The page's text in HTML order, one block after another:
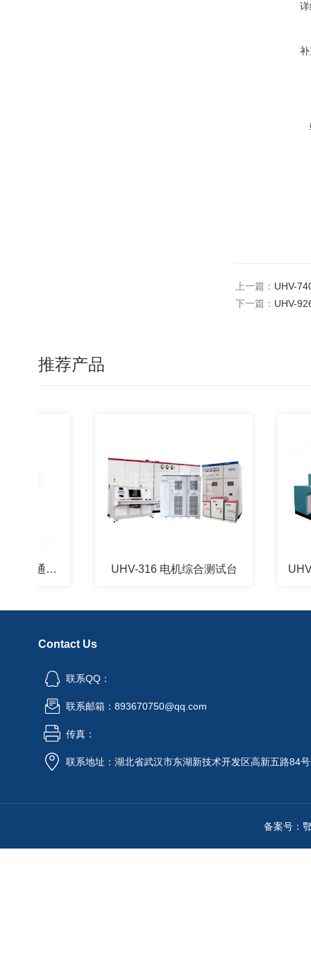
上一篇： UHV-
下一篇： UHV-
推荐产品
UHV-316 电机综合测试台 UHV-
Contact Us
联系QQ：
联系邮箱：893670750@qq.com
传真：
联系地址：湖北省武汉市东湖新技术开发区高新五路84
备案号：